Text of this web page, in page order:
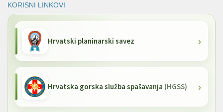
KORISNI LINKOVI
Hrvatski planinarski savez
Hrvatska gorska služba spašavanja (HGSS)